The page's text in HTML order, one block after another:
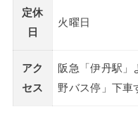
定休
日
火曜日
アク
セス
阪急「伊丹駅」
野バス停」下車